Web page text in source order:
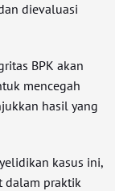
dievaluasi
BPK akan
mencegah
hasil yang
kasus ini,
dalam praktik